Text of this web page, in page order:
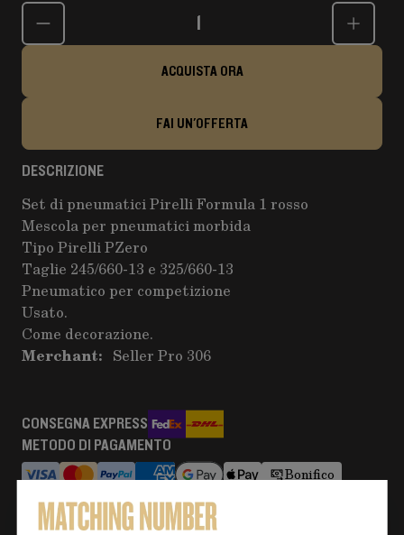
Quantità
ACQUISTA ORA
FAI UN'OFFERTA
DESCRIZIONE
Set di pneumatici Pirelli Formula 1 rosso
Mescola per pneumatici morbida
Tipo Pirelli PZero
Taglie 245/660-13 e 325/660-13
Pneumatico per competizione
Usato.
Come decorazione.
Merchant: Seller Pro 306
CONSEGNA EXPRESS
METODO DI PAGAMENTO
Bonifico
RESI E RIMBORSI
Maggiori informazioni